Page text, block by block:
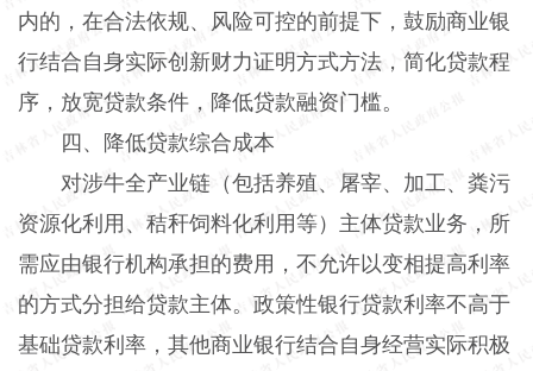
内的，在合法依规、风险可控的前提下，鼓励商业银
行结合自身实际创新财力证明方式方法，简化贷款程
序，放宽贷款条件，降低贷款融资门槛。
四、降低贷款综合成本
对涉牛全产业链（包括养殖、屠宰、加工、粪污
资源化利用、秸秆饲料化利用等）主体贷款业务，所
需应由银行机构承担的费用，不允许以变相提高利率
的方式分担给贷款主体。政策性银行贷款利率不高于
基础贷款利率，其他商业银行结合自身经营实际积极